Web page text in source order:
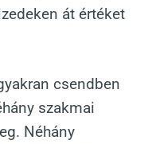
át értéket
csendben
szakmai
Néhány